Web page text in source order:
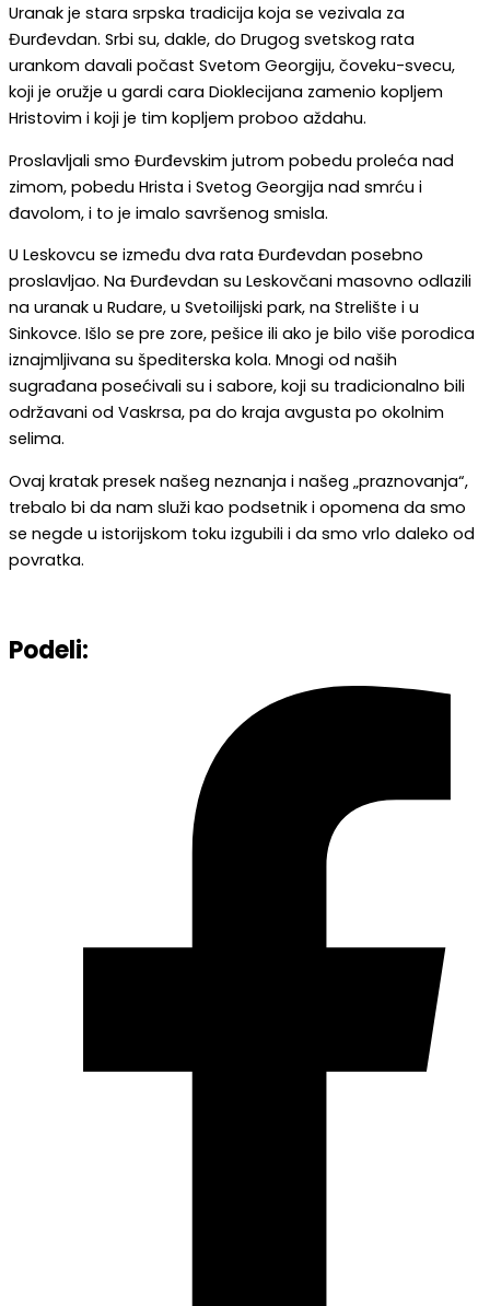
Uranak je stara srpska tradicija koja se vezivala za
Đurđevdan. Srbi su, dakle, do Drugog svetskog rata
urankom davali počast Svetom Georgiju, čoveku-svecu,
koji je oružje u gardi cara Dioklecijana zamenio kopljem
Hristovim i koji je tim kopljem proboo aždahu.
Proslavljali smo Đurđevskim jutrom pobedu proleća nad
zimom, pobedu Hrista i Svetog Georgija nad smrću i
đavolom, i to je imalo savršenog smisla.
U Leskovcu se između dva rata Đurđevdan posebno
proslavljao. Na Đurđevdan su Leskovčani masovno odlazili
na uranak u Rudare, u Svetoilijski park, na Strelište i u
Sinkovce. Išlo se pre zore, pešice ili ako je bilo više porodica
iznajmljivana su špediterska kola. Mnogi od naših
sugrađana posećivali su i sabore, koji su tradicionalno bili
održavani od Vaskrsa, pa do kraja avgusta po okolnim
selima.
Ovaj kratak presek našeg neznanja i našeg „praznovanja“,
trebalo bi da nam služi kao podsetnik i opomena da smo
se negde u istorijskom toku izgubili i da smo vrlo daleko od
povratka.
Podeli: